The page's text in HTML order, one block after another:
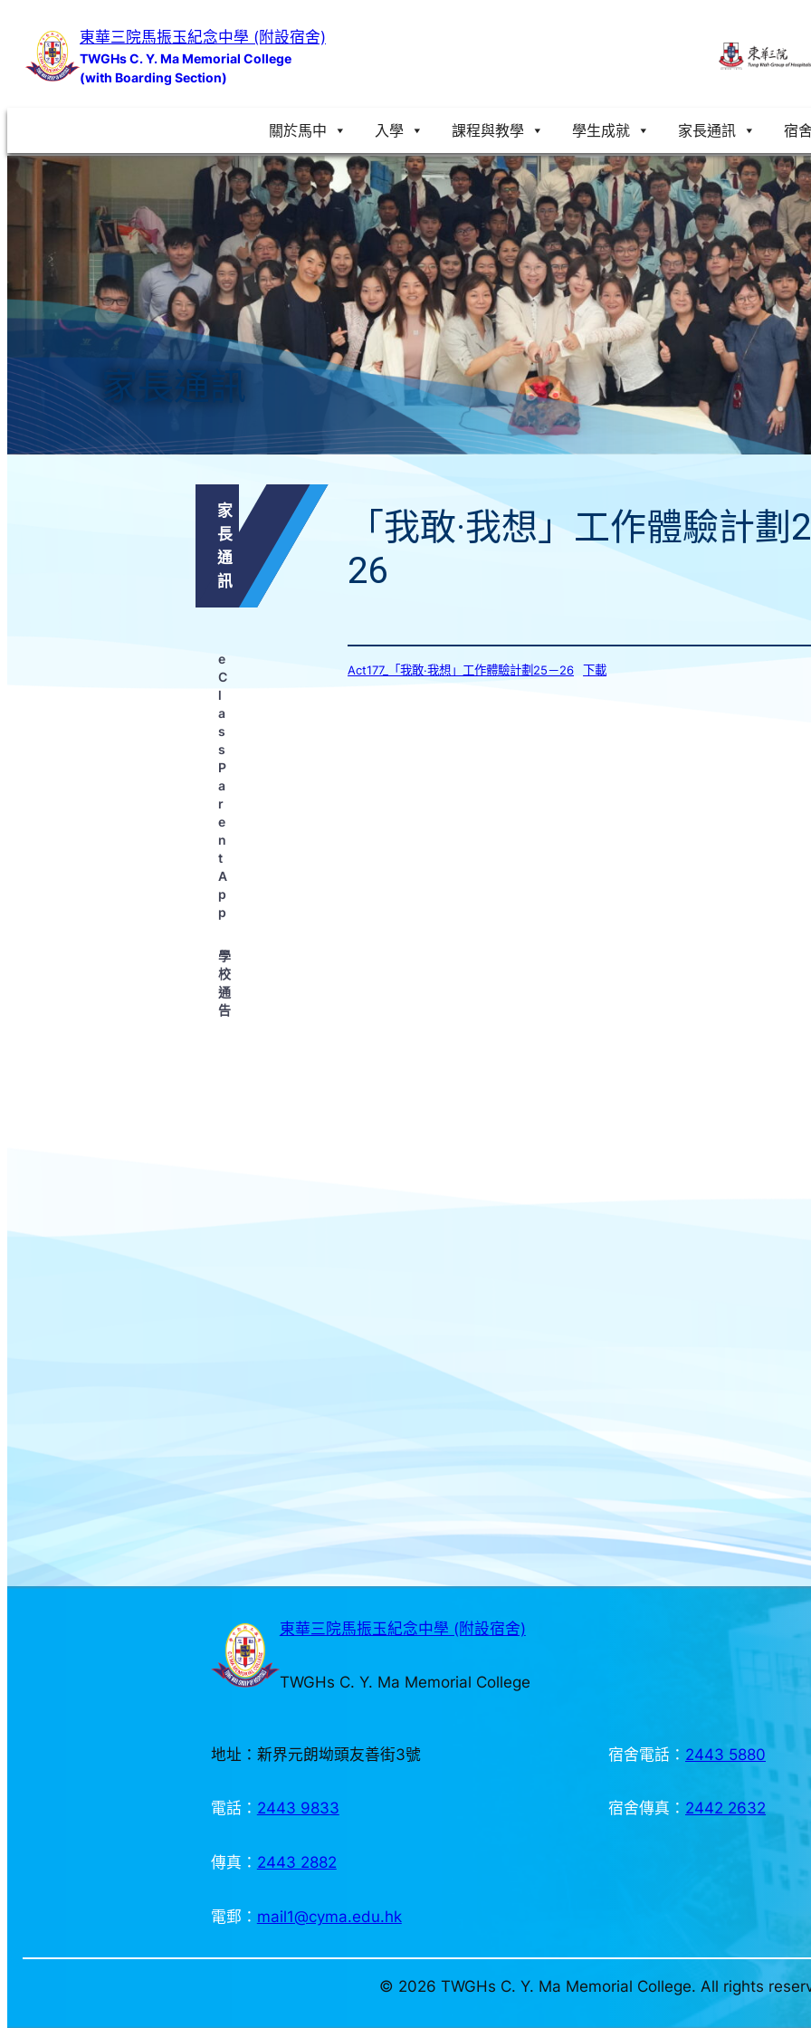
內
東華三院馬振玉紀念中學 (附設宿舍)
TWGHs C. Y. Ma Memorial College
(with Boarding Section)
關於馬中 入學 課程與教學 學生成就 家長通訊 宿
家長通訊
家
長
通
訊
e
C
l
a
s
s
P
a
r
e
n
t
A
p
p
學
校
通
告
「我敢·我想」工作體驗計劃
26
Act177_「我敢·我想」工作體驗計劃25－26 下載
東華三院馬振玉紀念中學 (附設宿舍)
TWGHs C. Y. Ma Memorial College
地址：新界元朗坳頭友善街3號
電話： 2443 9833
傳真： 2443 2882
電郵： mail1@cyma.edu.hk
宿舍電話： 2443 5880
宿舍傳真： 2442 2632
© 2026 TWGHs C. Y. Ma Memorial College. All rights